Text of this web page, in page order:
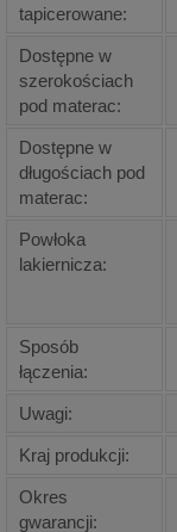
tapicerowane:
Dostępne w
szerokościach
pod materac:
Dostępne w
długościach pod
materac:
Powłoka
lakiernicza:
Sposób
łączenia:
Uwagi:
Kraj produkcji:
Okres
gwarancji: